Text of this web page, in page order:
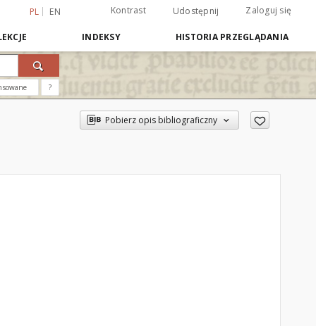
PL EN Kontrast Udostępnij Zaloguj się
INDEKSY HISTORIA PRZEGLĄDANIA
?
Pobierz opis bibliograficzny